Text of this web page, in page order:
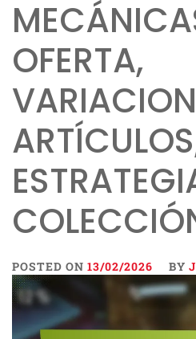
OFERTA,
POSTED ON 13/02/2026 BY